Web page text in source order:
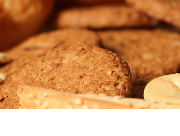
Pasteurización y
esterilización
Desinfestación y
desinfección
Pasteurización de
productos líquidos
cannabis
cabello